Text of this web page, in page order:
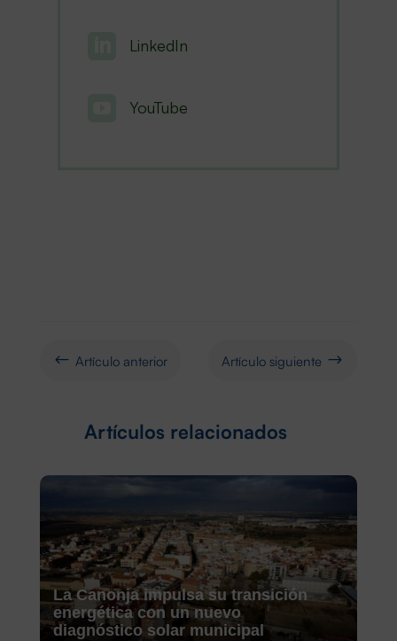
LinkedIn
YouTube
# Artículo anterior Artículo siguiente $
Artículos relacionados
La Canonja impulsa su transición
energética con un nuevo
diagnóstico solar municipal